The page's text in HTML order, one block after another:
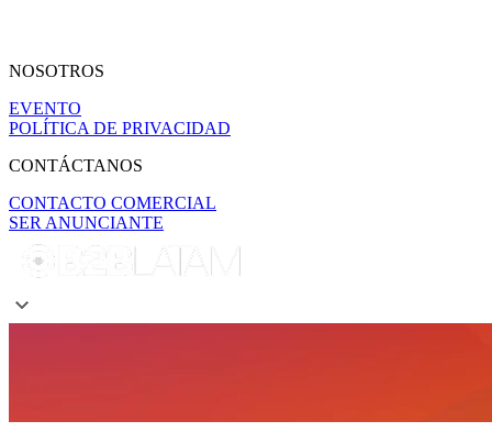
NOSOTROS
EVENTO
POLÍTICA DE PRIVACIDAD
CONTÁCTANOS
CONTACTO COMERCIAL
SER ANUNCIANTE